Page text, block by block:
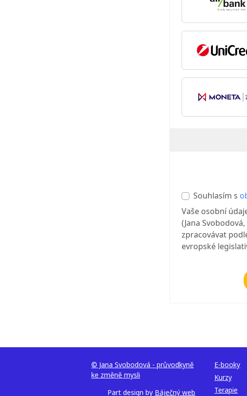
Souhlasím s
Vaše osobní
(Jana
zpracovávat
evropské
© Jana Svobodová - průvodkyně
ke změně mysli
Part design by Báječný web
E-booky
Kurzy
Terapie